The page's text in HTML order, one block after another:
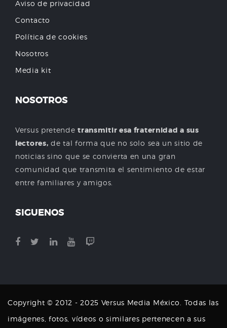
Aviso de privacidad
Contacto
Política de cookies
Nosotros
Media kit
NOSOTROS
Versus pretendetransmitir esa fraternidad a sus
lectores, de tal forma que no solo sea un sitio de
noticias sino que se convierta en una gran
comunidad que transmita el sentimiento de estar
entre familiares y amigos.
SIGUENOS
Copyright © 2012 - 2025 Versus Media México. Todas las
imágenes, fotos, vídeos o similares pertenecen a sus